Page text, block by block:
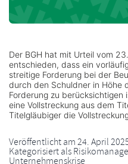
Der BGH hat mit Urteil vom
entschieden, dass ein
streitige Forderung bei der
durch den Schuldner in Höhe
Forderung zu berücksichtigen
eine Vollstreckung aus dem
Titelgläubiger die
Veröffentlicht am24. April
Kategorisiert als